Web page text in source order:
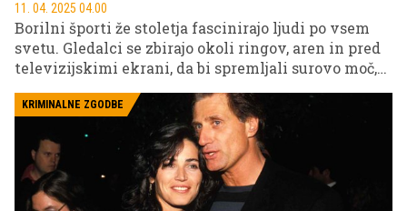
11. 04. 2025 04.00
Borilni športi že stoletja fascinirajo ljudi po vsem
svetu. Gledalci se zbirajo okoli ringov, aren in pred
televizijskimi ekrani, da bi spremljali surovo moč,
privlači? In kaj je v tem tako privlačnega za borce?
Je to primitivni nagon, potreba po katarzi ali
preprosto ljubezen do športa?
KRIMINALNE ZGODBE